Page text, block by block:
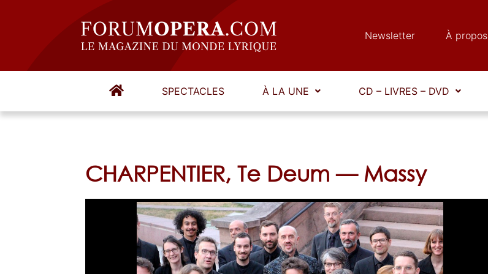
Newsletter À propos
SPECTACLES À LA UNE CD – LIVRES – DVD
CHARPENTIER, Te Deum — Massy